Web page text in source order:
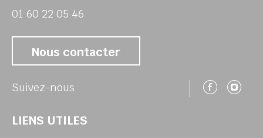
01 60 22 05 46
Nous contacter
Suivez-nous
LIENS UTILES